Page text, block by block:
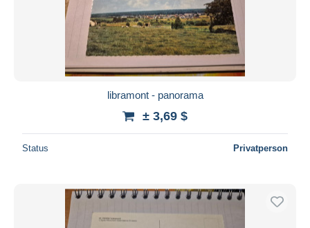
libramont - panorama
± 3,69 $
Status Privatperson